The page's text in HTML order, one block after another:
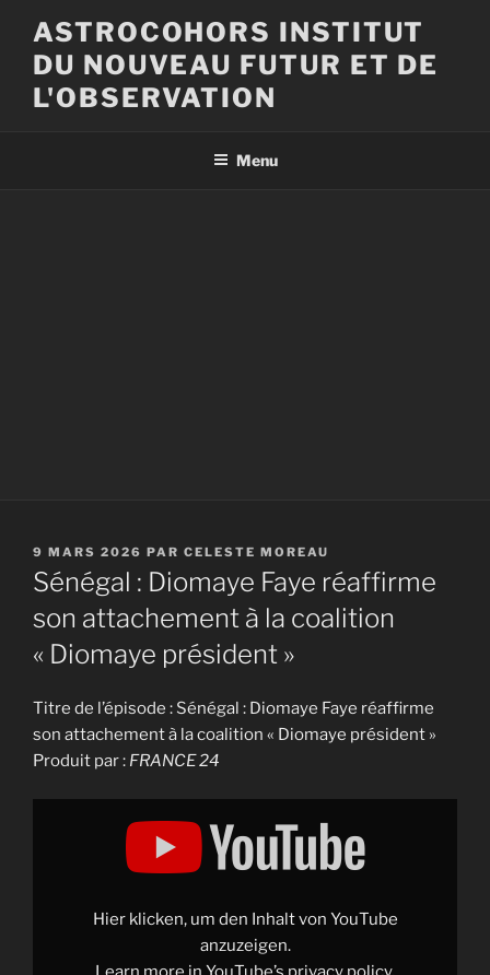
contenu
principal
ASTROCOHORS INSTITUT
DU NOUVEAU FUTUR ET DE
L'OBSERVATION
Menu
PUBLIÉ
LE
9 MARS 2026 PAR CELESTE MOREAU
Sénégal : Diomaye Faye réaffirme
son attachement à la coalition
« Diomaye président »
Titre de l’épisode : Sénégal : Diomaye Faye réaffirme
son attachement à la coalition « Diomaye président »
Produit par : FRANCE 24
Display
attachementHier klicken, um den Inhalt von YouTube
anzuzeigen.